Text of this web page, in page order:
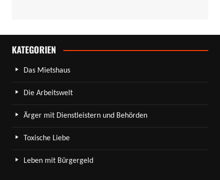
KATEGORIEN
Das Mietshaus
Die Arbeitswelt
Ärger mit Dienstleistern und Behörden
Toxische Liebe
Leben mit Bürgergeld